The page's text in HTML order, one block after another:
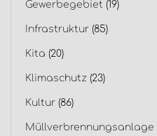
Gewerbegebiet (19)
Infrastruktur (85)
Kita (20)
Klimaschutz (23)
Kultur (86)
Müllverbrennungsanlage